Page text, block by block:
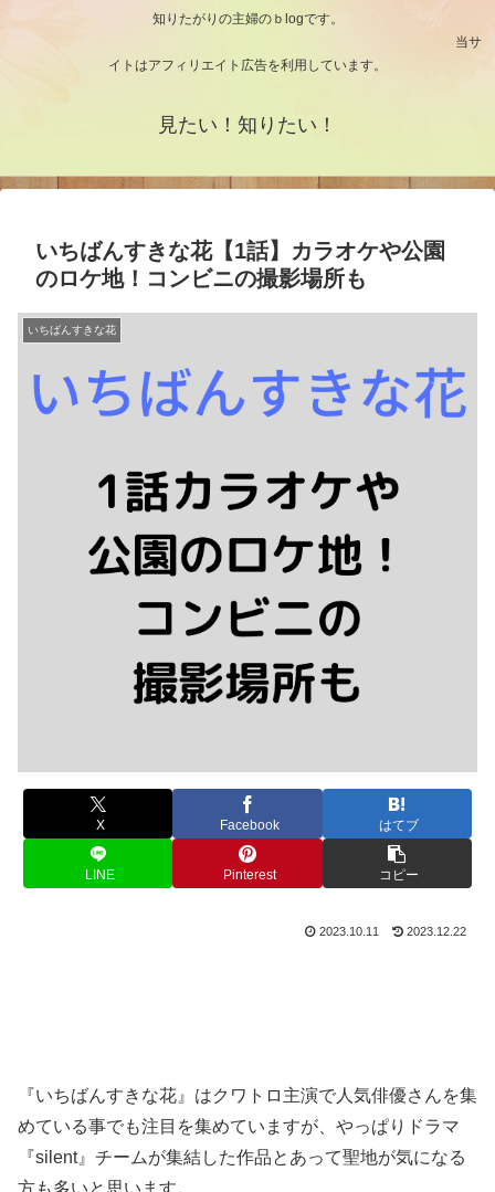
知りたがりの主婦のｂlogです。
当サ
イトはアフィリエイト広告を利用しています。
見たい！知りたい！
いちばんすきな花【1話】カラオケや公園
のロケ地！コンビニの撮影場所も
いちばんすきな花
X Facebook はてブ
LINE Pinterest コピー
2023.10.11 2023.12.22
『いちばんすきな花』はクワトロ主演で人気俳優さんを集
めている事でも注目を集めていますが、やっぱりドラマ
『silent』チームが集結した作品とあって聖地が気になる